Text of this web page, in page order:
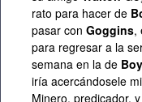
rato para hacer de
pasar con Goggins,
para regresar a la
semana en la de
iría acercándosele
Minero, predicador,